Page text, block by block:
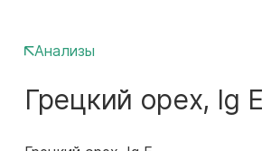
Анализы
Грецкий орех, Ig E